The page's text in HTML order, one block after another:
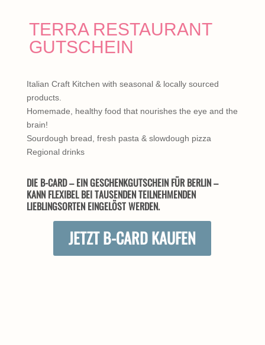
TERRA RESTAURANT
GUTSCHEIN
Italian Craft Kitchen with seasonal & locally sourced
products.
Homemade, healthy food that nourishes the eye and the
brain!
Sourdough bread, fresh pasta & slowdough pizza
Regional drinks
DIE B-CARD – EIN GESCHENKGUTSCHEIN FÜR BERLIN –
KANN FLEXIBEL BEI TAUSENDEN TEILNEHMENDEN
LIEBLINGSORTEN EINGELÖST WERDEN.
JETZT B-CARD KAUFEN